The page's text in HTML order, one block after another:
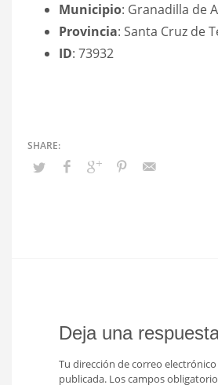
Municipio: Granadilla de
Provincia: Santa Cruz de
ID: 73932
Deja una
Tu dirección de correo
publicada. Los campos